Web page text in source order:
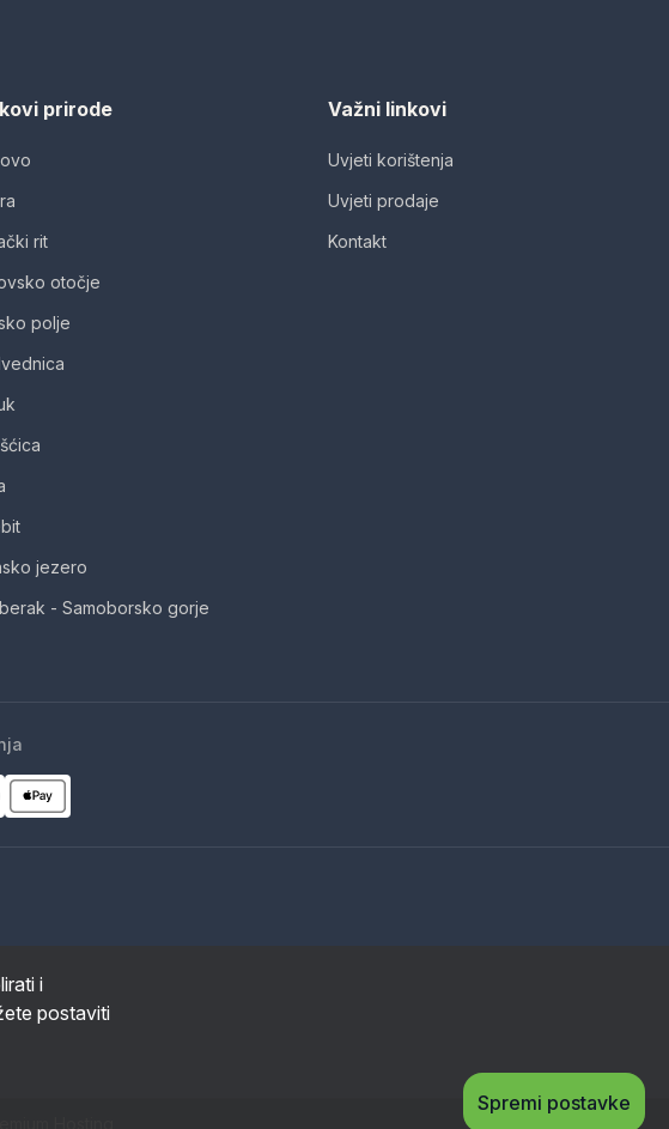
prirode
rit
otočje
polje
jezero
- Samoborsko gorje
Važni linkovi
Uvjeti korištenja
Uvjeti prodaje
Kontakt
i
postaviti
Spremi postavke